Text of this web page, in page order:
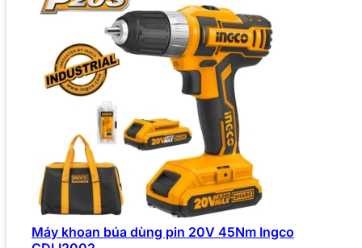
Máy khoan búa dùng pin 20V 45Nm Ingco